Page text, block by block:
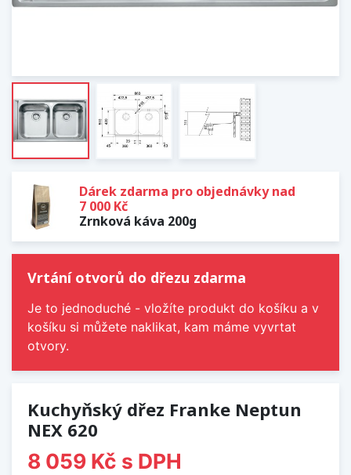
Dárek zdarma pro objednávky nad
7 000 Kč
Zrnková káva 200g
Vrtání otvorů do dřezu zdarma
Je to jednoduché - vložíte produkt do košíku a v
košíku si můžete naklikat, kam máme vyvrtat
otvory.
Kuchyňský dřez Franke Neptun
NEX 620
8 059 Kč s DPH